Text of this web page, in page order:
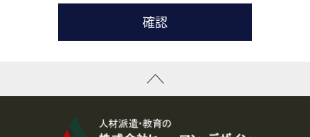
たします。
( 3 ) スタッフ派遣を検討されている企業の皆様
お問い合わせの内容に回答するために利用いたします。
なお、ご連絡手段は、電話・Ｅメールのいずれかの方法とい
資料送付、受講相談に関するご連絡のために利用いたしま
その他、お問い合わせの内容に回答するために利用いたし